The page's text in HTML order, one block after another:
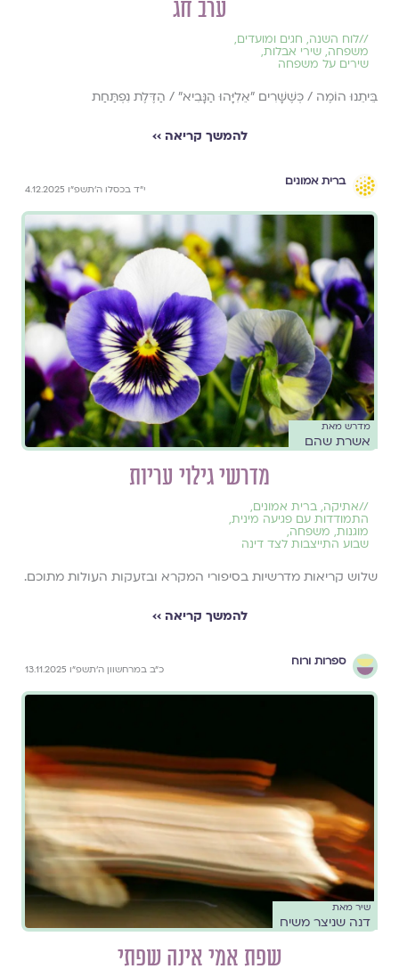
ערב חג
//לוח השנה, חגים ומועדים,
משפחה, שירי אבלות,
שירים על משפחה
בֵּיתֵנוּ הוֹמֶה / כְּשֶׁשָּׁרִים "אֵלִיָּהוּ הַנָּבִיא" / הַדֶּלֶת נִפְתַּחַת
להמשך קריאה ››
ברית אמונים
י״ד בכסלו ה׳תשפ״ו 4.12.2025
מדרש מאת
אשרת שהם
מדרשי גילוי עריות
//אתיקה, ברית אמונים,
התמודדות עם פגיעה מינית,
מוגנות, משפחה,
שבוע התייצבות לצד דינה
שלוש קריאות מדרשיות בסיפורי המקרא ובזעקות העולות מתוכם.
להמשך קריאה ››
ספרות ורוח
כ״ב במרחשוון ה׳תשפ״ו 13.11.2025
שיר מאת
דנה שניצר משיח
שפת אמי אינה שפתי